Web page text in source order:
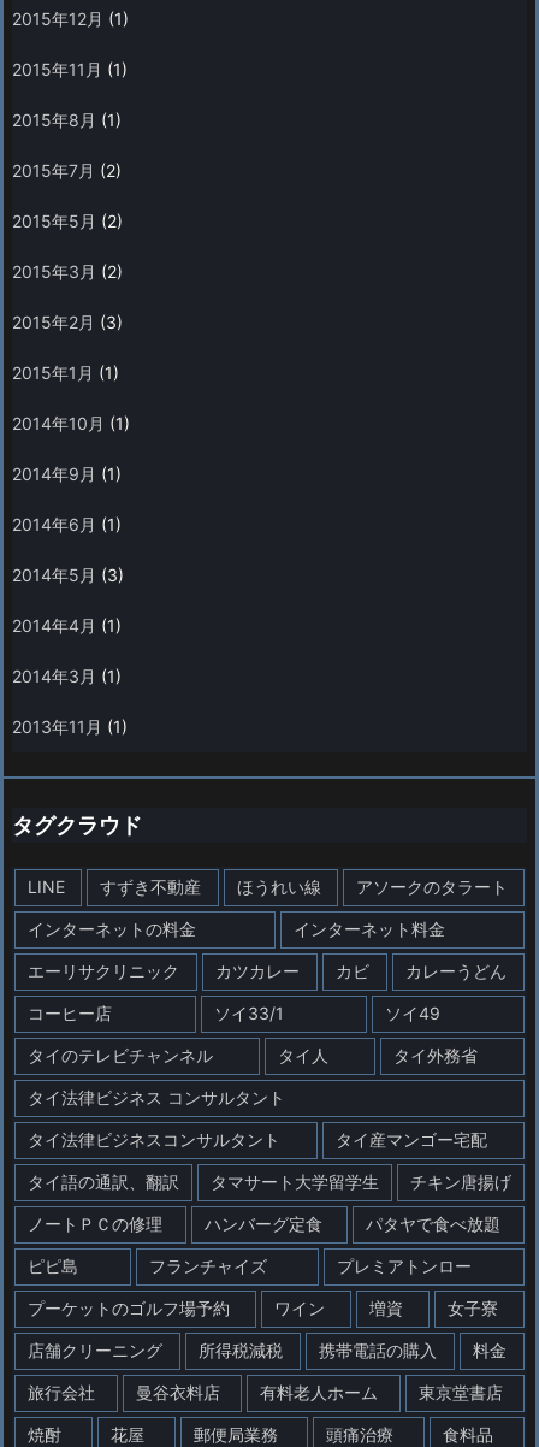
2015年12月 (1)
2015年11月 (1)
2015年8月 (1)
2015年7月 (2)
2015年5月 (2)
2015年3月 (2)
2015年2月 (3)
2015年1月 (1)
2014年10月 (1)
2014年9月 (1)
2014年6月 (1)
2014年5月 (3)
2014年4月 (1)
2014年3月 (1)
2013年11月 (1)
タグクラウド
LINE すずき不動産 ほうれい線 アソークのタラート
インターネットの料金 インターネット料金
エーリサクリニック カツカレー カビ カレーうどん
コーヒー店 ソイ33/1 ソイ49
タイのテレビチャンネル タイ人 タイ外務省
タイ法律ビジネス コンサルタント
タイ法律ビジネスコンサルタント タイ産マンゴー宅配
タイ語の通訳、翻訳 タマサート大学留学生 チキン唐揚げ
ノートＰＣの修理 ハンバーグ定食 パタヤで食べ放題
ピピ島 フランチャイズ プレミアトンロー
プーケットのゴルフ場予約 ワイン 増資 女子寮
店舗クリーニング 所得税減税 携帯電話の購入 料金
旅行会社 曼谷衣料店 有料老人ホーム 東京堂書店
焼酎 花屋 郵便局業務 頭痛治療 食料品